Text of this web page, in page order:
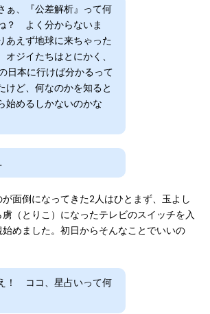
ぁ、『公差解析』って何
？ よく分からないま
あえず地球に来ちゃった
オジイたちはとにかく、
日本に行けば分かるって
けど、何なのかを知ると
始めるしかないのかな
面倒になってきた2人はひとまず、玉よし
（とりこ）になったテレビのスイッチを入
めました。初日からそんなことでいいの
！ ココ、星占いって何